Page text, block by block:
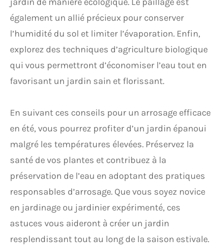
également un allié précieux pour conserver
l’humidité du sol et limiter l’évaporation. Enfin,
explorez des techniques d’agriculture biologique
qui vous permettront d’économiser l’eau tout en
favorisant un jardin sain et florissant.
En suivant ces conseils pour un arrosage efficace
en été, vous pourrez profiter d’un jardin épanoui
malgré les températures élevées. Préservez la
santé de vos plantes et contribuez à la
préservation de l’eau en adoptant des pratiques
responsables d’arrosage. Que vous soyez novice
en jardinage ou jardinier expérimenté, ces
astuces vous aideront à créer un jardin
resplendissant tout au long de la saison estivale.